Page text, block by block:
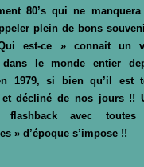
80’s qui ne
plein de bons
est-ce » connait un
dans le monde entier
1979, si bien qu’il est
et décliné de nos jours !!
flashback avec
» d’époque s’impose !!